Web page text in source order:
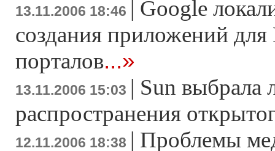
13.11.2006 18:46 | Google
создания приложений для
порталов...»
13.11.2006 15:03 | Sun выбрала
распространения
12.11.2006 18:38 | Проблемы